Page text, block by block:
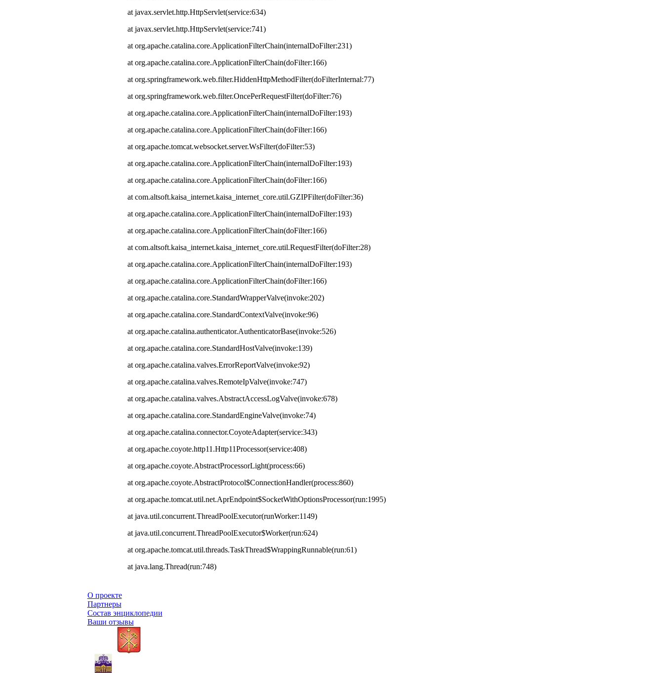
at javax.servlet.http.HttpServlet(service:634)
at javax.servlet.http.HttpServlet(service:741)
at org.apache.catalina.core.ApplicationFilterChain(internalDoFilter:231)
at org.apache.catalina.core.ApplicationFilterChain(doFilter:166)
at org.springframework.web.filter.HiddenHttpMethodFilter(doFilterInternal:77)
at org.springframework.web.filter.OncePerRequestFilter(doFilter:76)
at org.apache.catalina.core.ApplicationFilterChain(internalDoFilter:193)
at org.apache.catalina.core.ApplicationFilterChain(doFilter:166)
at org.apache.tomcat.websocket.server.WsFilter(doFilter:53)
at org.apache.catalina.core.ApplicationFilterChain(internalDoFilter:193)
at org.apache.catalina.core.ApplicationFilterChain(doFilter:166)
at com.altsoft.kaisa_internet.kaisa_internet_core.util.GZIPFilter(doFilter:36)
at org.apache.catalina.core.ApplicationFilterChain(internalDoFilter:193)
at org.apache.catalina.core.ApplicationFilterChain(doFilter:166)
at com.altsoft.kaisa_internet.kaisa_internet_core.util.RequestFilter(doFilter:28)
at org.apache.catalina.core.ApplicationFilterChain(internalDoFilter:193)
at org.apache.catalina.core.ApplicationFilterChain(doFilter:166)
at org.apache.catalina.core.StandardWrapperValve(invoke:202)
at org.apache.catalina.core.StandardContextValve(invoke:96)
at org.apache.catalina.authenticator.AuthenticatorBase(invoke:526)
at org.apache.catalina.core.StandardHostValve(invoke:139)
at org.apache.catalina.valves.ErrorReportValve(invoke:92)
at org.apache.catalina.valves.RemoteIpValve(invoke:747)
at org.apache.catalina.valves.AbstractAccessLogValve(invoke:678)
at org.apache.catalina.core.StandardEngineValve(invoke:74)
at org.apache.catalina.connector.CoyoteAdapter(service:343)
at org.apache.coyote.http11.Http11Processor(service:408)
at org.apache.coyote.AbstractProcessorLight(process:66)
at org.apache.coyote.AbstractProtocol$ConnectionHandler(process:860)
at org.apache.tomcat.util.net.AprEndpoint$SocketWithOptionsProcessor(run:1995)
at java.util.concurrent.ThreadPoolExecutor(runWorker:1149)
at java.util.concurrent.ThreadPoolExecutor$Worker(run:624)
at org.apache.tomcat.util.threads.TaskThread$WrappingRunnable(run:61)
at java.lang.Thread(run:748)
О проекте
Партнеры
Состав энциклопедии
Ваши отзывы